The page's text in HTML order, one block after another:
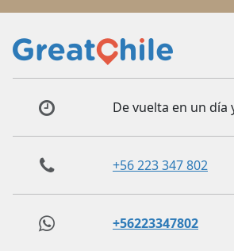
De vuelta en un día
+56 223 347 802
+56223347802